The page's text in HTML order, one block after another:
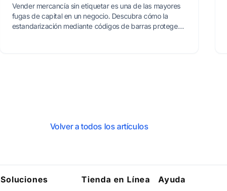
Vender mercancía sin etiquetar es una de las mayores
fugas de capital en un negocio. Descubra cómo la
estandarización mediante códigos de barras protege
Volver a todos los artículos
Soluciones Tienda en Línea Ayuda